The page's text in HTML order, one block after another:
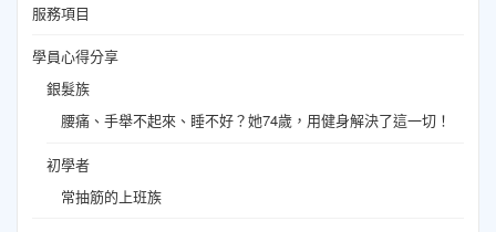
服務項目
學員心得分享
銀髮族
腰痛、手舉不起來、睡不好？她74歲，用健身解決了這一切！
初學者
常抽筋的上班族